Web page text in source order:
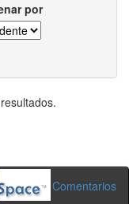
por
Comentarios